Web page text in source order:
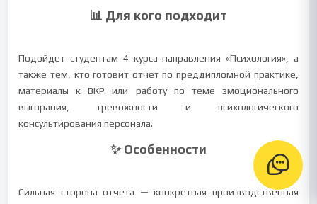
📊 Для кого подходит
Подойдет студентам 4 курса направления «Психология», а
также тем, кто готовит отчет по преддипломной практике,
материалы к ВКР или работу по теме эмоционального
выгорания, тревожности и психологического
консультирования персонала.
✨ Особенности
Сильная сторона отчета — конкретная производственная